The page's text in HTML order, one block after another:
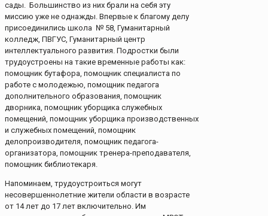
сады. Большинство из них брали на себя эту
миссию уже не однажды. Впервые к благому делу
присоединились школа № 58, Гуманитарный
колледж, ПВГУС, Гуманитарный центр
интеллектуального развития. Подростки были
трудоустроены на такие временные работы как:
помощник бутафора, помощник специалиста по
работе с молодежью, помощник педагога
дополнительного образования, помощник
дворника, помощник уборщика служебных
помещений, помощник уборщика производственных
и служебных помещений, помощник
делопроизводителя, помощник педагога-
организатора, помощник тренера-преподавателя,
помощник библиотекаря.
Напоминаем, трудоустроиться могут
несовершеннолетние жители области в возрасте
от 14 лет до 17 лет включительно. Им